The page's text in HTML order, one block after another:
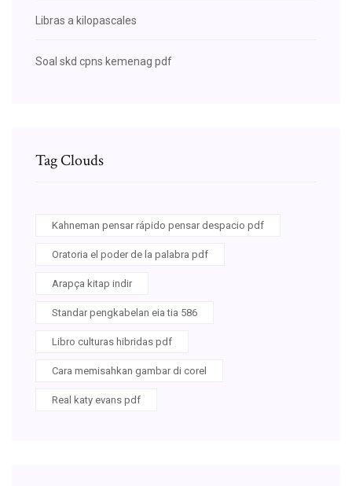
Libras a kilopascales
Soal skd cpns kemenag pdf
Tag Clouds
Kahneman pensar rápido pensar despacio pdf
Oratoria el poder de la palabra pdf
Arapça kitap indir
Standar pengkabelan eia tia 586
Libro culturas hibridas pdf
Cara memisahkan gambar di corel
Real katy evans pdf